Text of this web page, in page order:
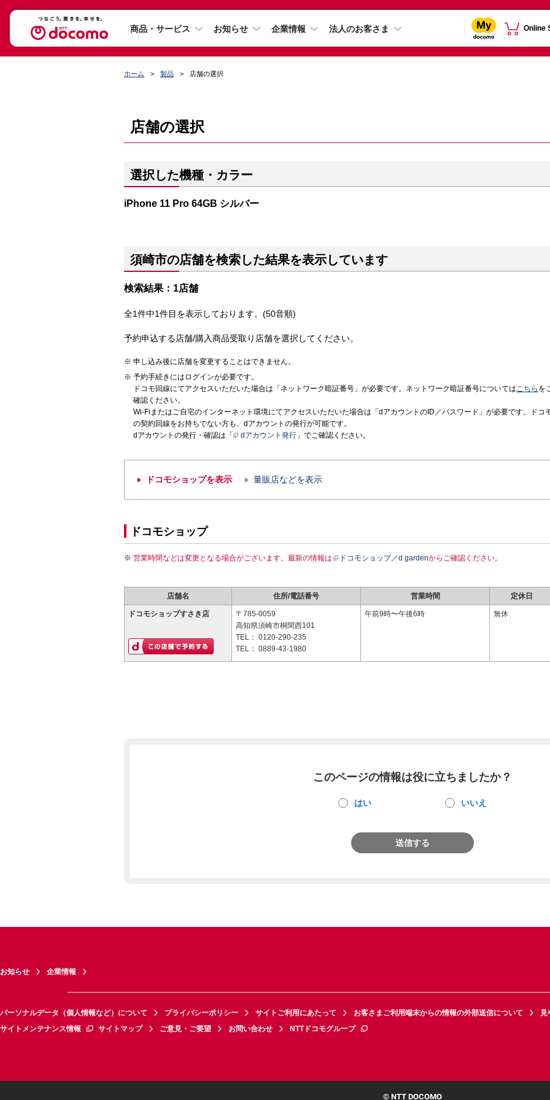
商品・サービス お知らせ 企業情報 法人のお客さま Online
ホーム 製品 店舗の選択
店舗の選択
選択した機種・カラー
iPhone 11 Pro 64GB シルバー
須崎市の店舗を検索した結果を表示しています
検索結果：1店舗
全1件中1件目を表示しております。(50音順)
予約申込する店舗/購入商品受取り店舗を選択してください。
申し込み後に店舗を変更することはできません。
予約手続きにはログインが必要です。
ドコモ回線にてアクセスいただいた場合は「ネットワーク暗証番号」が必要です。ネットワーク暗証番号についてはこちら を
確認ください。
Wi-Fiまたはご自宅のインターネット環境にてアクセスいただいた場合は「dアカウントのID／パスワード」が必要です。ドコ
の契約回線をお持ちでない方も、dアカウントの発行が可能です。
dアカウントの発行・確認は「
dアカウント発行 」でご確認ください。
ドコモショップを表示 量販店などを表示
ドコモショップ
営業時間などは変更となる場合がございます。最新の情報は ドコモショップ／d gardenからご確認ください。
店舗名 住所/電話番号 営業時間 定休日
ドコモショップすさき店
〒785-0059
高知県須崎市桐間西101
TEL： 0120-290-235
TEL： 0889-43-1980
午前9時〜午後6時 無休
このページの情報は役に立ちましたか？
はい いいえ
送信する
お知らせ 企業情報
パーソナルデータ（個人情報など）について プライバシーポリシー サイトご利用にあたって お客さまご利用端末からの情報の外部送信について
見
サイトメンテナンス情報
サイトマップ ご意見・ご要望 お問い合わせ NTTドコモグループ
© NTT DOCOMO